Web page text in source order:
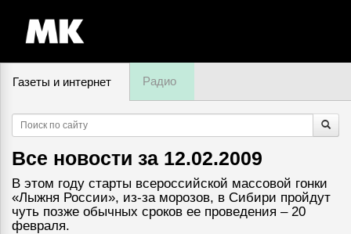
Газеты и интернет Радио
Все новости за 12.02.2009
В этом году старты всероссийской массовой гонки
«Лыжня России», из-за морозов, в Сибири пройдут
чуть позже обычных сроков ее проведения – 20
февраля.